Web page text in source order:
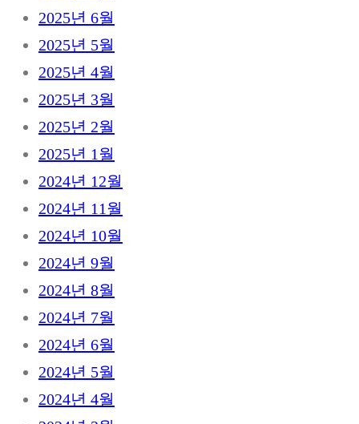
2025년 6월
2025년 5월
2025년 4월
2025년 3월
2025년 2월
2025년 1월
2024년 12월
2024년 11월
2024년 10월
2024년 9월
2024년 8월
2024년 7월
2024년 6월
2024년 5월
2024년 4월